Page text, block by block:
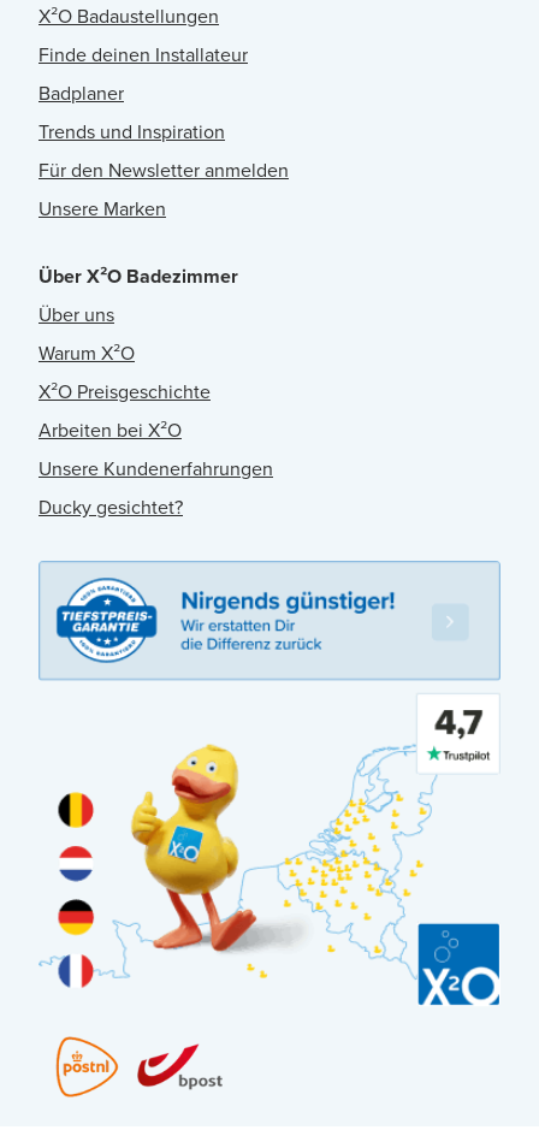
X²O Badaustellungen
Finde deinen Installateur
Badplaner
Trends und Inspiration
Für den Newsletter anmelden
Unsere Marken
Über X²O Badezimmer
Über uns
Warum X²O
X²O Preisgeschichte
Arbeiten bei X²O
Unsere Kundenerfahrungen
Ducky gesichtet?